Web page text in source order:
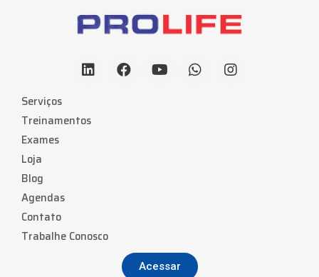
Serviços
Treinamentos
Exames
Loja
Blog
Agendas
Contato
Trabalhe Conosco
Acessar